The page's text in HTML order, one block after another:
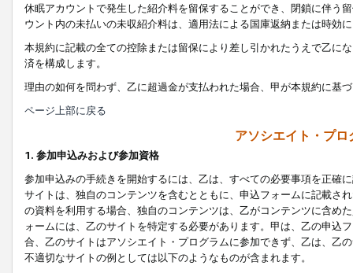
休眠アカウントで発生した紹介料を留保することができ、閉鎖に伴う
ウント内の未払いの未収紹介料は、適用法による国庫返納または時効
本規約に記載の全ての控除または留保により差し引かれたうえで乙に
済を構成します。
理由の如何を問わず、乙に超過金が支払われた場合、甲が本規約に基
ページ上部に戻る
アソシエイト・プ
1. 参加申込みおよび参加資格
参加申込みの手続きを開始するには、乙は、すべての必要事項を正確
サイトは、独自のコンテンツを含むとともに、申込フォームに記載さ
の資料を利用する場合、独自のコンテンツは、乙がコンテンツに含め
ォームには、乙のサイトを特定する必要があります。甲は、乙の申込
合、乙のサイトはアソシエイト・プログラムに参加できず、乙は、乙
不適切なサイトの例としては以下のようなものが含まれます。